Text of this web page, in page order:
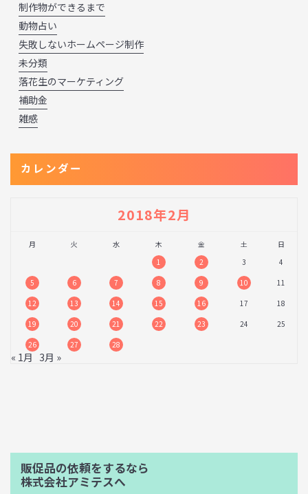
制作物ができるまで
動物占い
失敗しないホームページ制作
未分類
落花生のマーケティング
補助金
雑感
カレンダー
2018年2月
月 火 水 木 金 土
日
1
2 3
4
5
6 7 8 9 10
11
12
13 14 15 16 17
18
19
20 21 22 23 24
25
26
27 28
« 1月 3月 »
販促品の依頼をするなら
株式会社アミテスへ